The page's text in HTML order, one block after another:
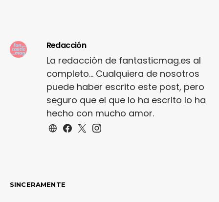
Redacción
La redacción de fantasticmag.es al
completo... Cualquiera de nosotros
puede haber escrito este post, pero
seguro que el que lo ha escrito lo ha
hecho con mucho amor.
SINCERAMENTE